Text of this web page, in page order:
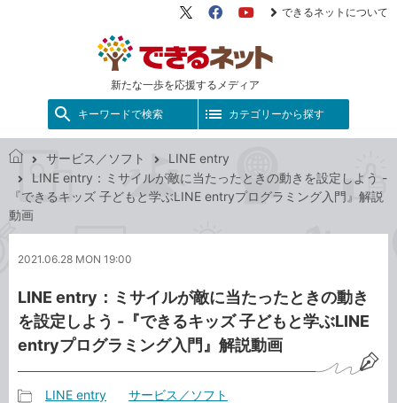
新たな一歩を応援するメディア
X（旧
FacebookYouTube
できるネットについて
キーワードで検索 カテゴリーから探す
で
き
る
ト
サービス／ソフト
LINE entry
LINE entry：ミサイルが敵に当たったときの動きを設定しよう -
『できるキッズ 子どもと学ぶLINE entryプログラミング入門』解説
動画
2021.06.28 MON 19:00
LINE entry：ミサイルが敵に当たったときの動き
を設定しよう -『できるキッズ 子どもと学ぶLINE
entryプログラミング入門』解説動画
LINE entry サービス／ソフト